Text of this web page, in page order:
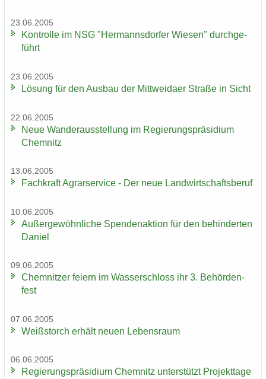
23.06.2005
Kon­trol­le im NSG "Her­manns­dor­fer Wie­sen" durch­ge­
führt
23.06.2005
Lö­sung für den Aus­bau der Mitt­wei­da­er Stra­ße in Sicht
22.06.2005
Neue Wan­der­aus­stel­lung im Re­gie­rungs­prä­si­di­um
Chem­nitz
13.06.2005
Fach­kraft Agrar­ser­vice - Der neue Land­wirt­schafts­be­ruf
10.06.2005
Au­ßer­ge­wöhn­li­che Spen­den­ak­ti­on für den be­hin­der­ten
Da­ni­el
09.06.2005
Chem­nit­zer fei­ern im Was­ser­schloss ihr 3. Be­hör­den­
fest
07.06.2005
Weiß­storch er­hält neuen Le­bens­raum
06.06.2005
Re­gie­rungs­prä­si­di­um Chem­nitz un­ter­stützt Pro­jekt­ta­ge